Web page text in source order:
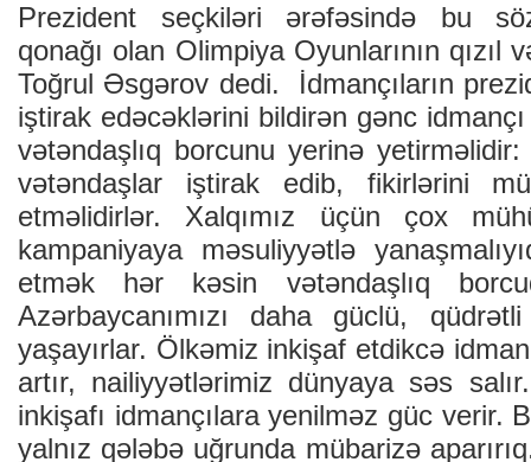
Prezident seçkiləri ərəfəsində bu
qonağı olan Olimpiya Oyunlarının qızıl
Toğrul Əsgərov dedi. İdmançıların
iştirak edəcəklərini bildirən gənc
vətəndaşlıq borcunu yerinə yetirməlidir:
vətəndaşlar iştirak edib, fikirlərini
etməlidirlər. Xalqımız üçün çox
kampaniyaya məsuliyyətlə
etmək hər kəsin vətəndaşlıq
Azərbaycanımızı daha güclü,
yaşayırlar. Ölkəmiz inkişaf etdikcə
artır, nailiyyətlərimiz dünyaya səs
inkişafı idmançılara yenilməz güc verir.
yalnız qələbə uğrunda mübarizə